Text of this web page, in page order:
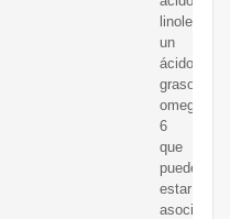
linoleico,
un
ácido
graso
omega-
6
que
puede
estar
asociado